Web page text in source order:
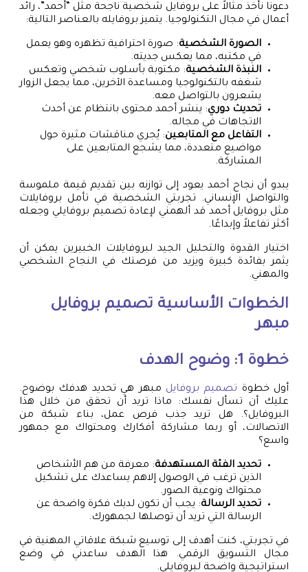
دعونا نأخذ مثالاً على بروفايل شخصية ناجحة مثل “أحمد”، رائد
أعمال في مجال التكنولوجيا. يتميز بروفايله بالعناصر التالية:
الصورة الشخصية: صورة احترافية تظهره وهو يعمل
في مكتبه، مما يعكس جديته.
النبذة الشخصية: مكتوبة بأسلوب شخصي وتعكس
شغفه بالتكنولوجيا ومساعدة الآخرين، مما يجعل الزوار
يشعرون بالتواصل معه.
تحديث دوري: ينشر أحمد محتوى بانتظام عن أحدث
الاتجاهات في مجاله.
التفاعل مع المتابعين: يُجري مناقشات مثيرة حول
مواضيع متعددة، مما يشجع المتابعين على
المشاركة.
يبدو أن نجاح أحمد يعود إلى توازنه بين تقديم قيمة ملموسة
والتواصل الإنساني. تجربتي الشخصية في تأمل بروفايلات
مثل بروفايل أحمد قد ألهمني لإعادة تصميم بروفايلي وجعله
أكثر تفاعلاً وإبداعًا.
اختيار القدوة والتحليل الجيد لبروفايلات الخبيرين يمكن أن
يثمر بفائدة كبيرة ويزيد من فرصتك في النجاح الشخصي
والمهني.
الخطوات الأساسية تصميم بروفايل
مبهر
خطوة 1: وضوح الهدف
أول خطوة تصميم بروفايل مبهر هي تحديد هدفك بوضوح.
عليك أن تسأل نفسك: ماذا تريد أن تحقق من خلال هذا
البروفايل؟. هل تريد جذب فرص عمل، بناء شبكة من
الاتصالات، أو ربما مشاركة أفكارك ومحتواك مع جمهور
واسع؟
تحديد الفئة المستهدفة: معرفة من هم الأشخاص
الذين ترغب في الوصول إلاهم يساعدك على تشكيل
محتواك ونوعية الصور.
تحديد الرسالة: يجب أن تكون لديك فكرة واضحة عن
الرسالة التي تريد أن توصلها لجمهورك.
في تجربتي، كنت أهدف إلى توسيع شبكة علاقاتي المهنية في
مجال التسويق الرقمي. هذا الهدف ساعدني في وضع
استراتيجية واضحة لبروفايلي.